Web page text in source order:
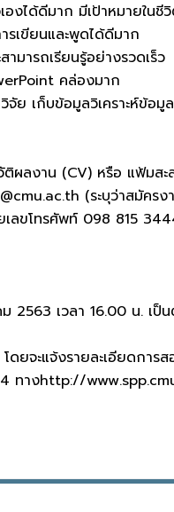
งได้ดีมาก มีเป้าหมายในชี
รเขียนและพูดได้ดีมาก
ารถเรียนรู้อย่างรวดเร็ว
คล่องมาก
จัย เก็บข้อมูลวิเคราะห์ข้อมูล
ติผลงาน (CV) หรือ แฟ้ม
(ระบุว่าสมัค
ลขโทรศัพท์ 098 815
2563 เวลา 16.00 น. เ
ยจะแจ้งรายละเอียดการ
ทางhttp://